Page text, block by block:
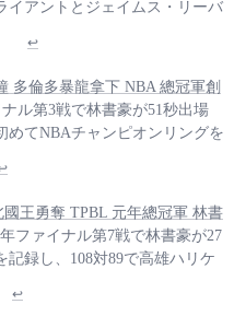
イアントとジェイムス・リーバ
↩
多倫多暴龍拿下 NBA 總冠軍創
ル第3戦で林書豪が51秒出場
めてNBAチャンピオンリングを
王勇奪 TPBL 元年總冠軍 林書
ファイナル第7戦で林書豪が27
録し、108対89で高雄ハリケ
↩